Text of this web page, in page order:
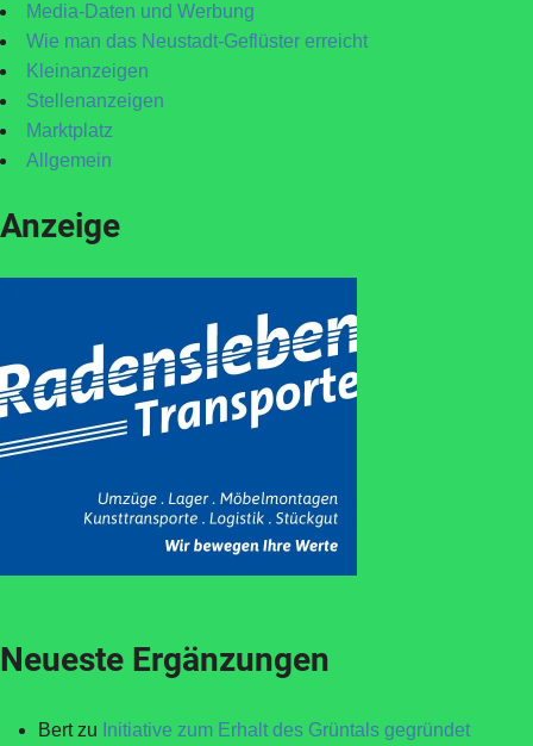
Media-Daten und Werbung
Wie man das Neustadt-Geflüster erreicht
Kleinanzeigen
Stellenanzeigen
Marktplatz
Allgemein
Anzeige
Neueste Ergänzungen
Bertzu Initiative zum Erhalt des Grüntals gegründet